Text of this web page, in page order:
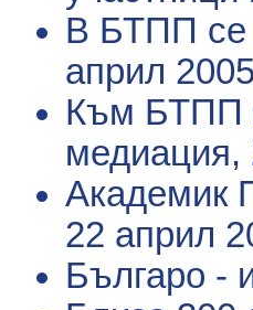
В БТПП се
април 2005
Към БТПП
медиация,
Академик
22 април
Българо -